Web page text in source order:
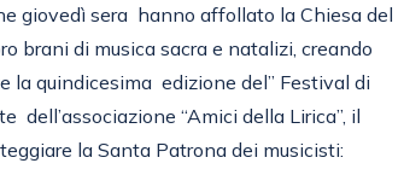
giovedì sera hanno affollato la Chiesa del
brani di musica sacra e natalizi, creando
la quindicesima edizione del” Festival di
dell’associazione “Amici della Lirica”, il
la Santa Patrona dei musicisti: